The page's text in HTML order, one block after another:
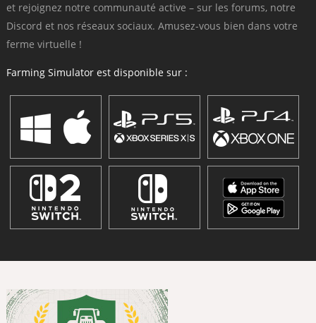
et rejoignez notre communauté active – sur les forums, notre
Discord et nos réseaux sociaux. Amusez-vous bien dans votre
ferme virtuelle !
Farming Simulator est disponible sur :